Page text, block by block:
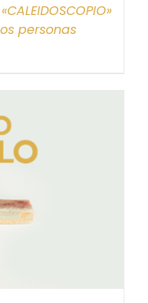
personas